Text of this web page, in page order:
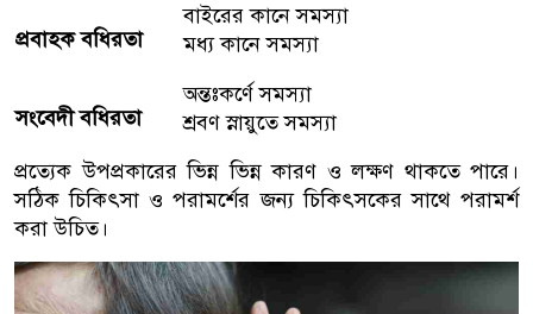
প্রবাহক বধিরতা
বাইরের কানে সমস্যা
মধ্য কানে সমস্যা
সংবেদী বধিরতা
অন্তঃকর্ণে সমস্যা
শ্রবণ স্নায়ুতে সমস্যা
প্রত্যেক উপপ্রকারের ভিন্ন ভিন্ন কারণ ও লক্ষণ থাকতে পারে।
সঠিক চিকিৎসা ও পরামর্শের জন্য চিকিৎসকের সাথে পরামর্শ
করা উচিত।